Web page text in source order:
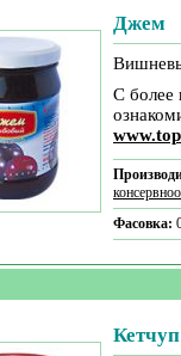
Джем
С более
Фасовка: